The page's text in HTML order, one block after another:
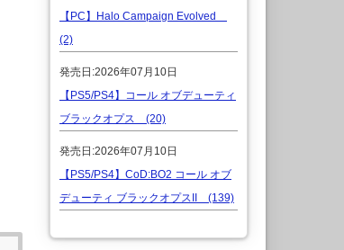
【PC】Halo Campaign Evolved
(2)
発売日:2026年07月10日
【PS5/PS4】コール オブデューティ
ブラックオプス (20)
発売日:2026年07月10日
【PS5/PS4】CoD:BO2 コール オブ
デューティ ブラックオプスII (139)